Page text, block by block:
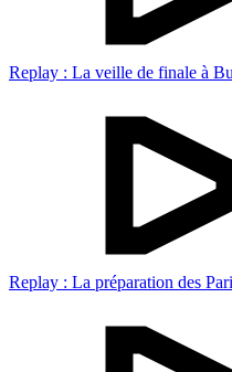
Replay : La veille de finale à
Replay : La préparation des